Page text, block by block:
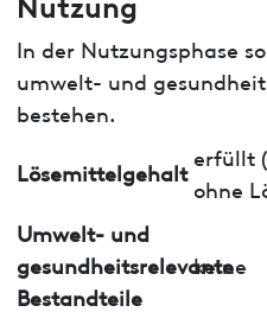
In der Nutzungsphase
umwelt- und
bestehen.
Lösemittelgehalt
erfüllt
ohne
Umwelt- und
gesundheitsrelevante
Bestandteile
keine